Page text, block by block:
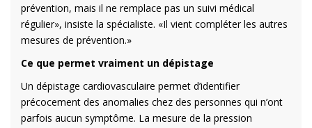
prévention, mais il ne remplace pas un suivi médical
régulier», insiste la spécialiste. «Il vient compléter les autres
mesures de prévention.»
Ce que permet vraiment un dépistage
Un dépistage cardiovasculaire permet d’identifier
précocement des anomalies chez des personnes qui n’ont
parfois aucun symptôme. La mesure de la pression